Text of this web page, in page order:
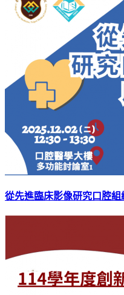
從先進臨床影像研究口腔組